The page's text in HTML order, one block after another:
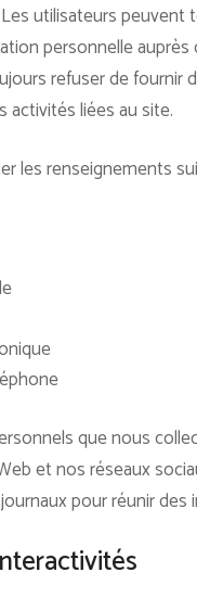
utilisateurs
personnelle
refuser de fournir
activités liées au site.
les renseignements
que nous
et nos réseaux
pour réunir